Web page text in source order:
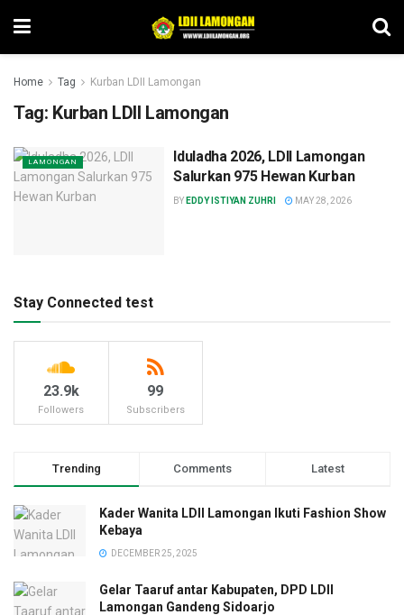
Home Tag Kurban LDII Lamongan
Tag: Kurban LDII Lamongan
LAMONGAN
Iduladha 2026, LDII Lamongan
Salurkan 975 Hewan Kurban
BY EDDY ISTIYAN ZUHRI MAY 28, 2026
Stay Connected test
23.9k
Followers
99
Subscribers
Trending Comments Latest
Kader Wanita LDII Lamongan Ikuti Fashion Show
Kebaya
DECEMBER 25, 2025
Gelar Taaruf antar Kabupaten, DPD LDII
Lamongan Gandeng Sidoarjo